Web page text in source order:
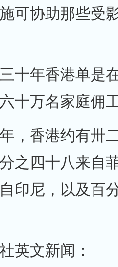
可协助那些受
十年香港单是
十万名家庭佣
，香港约有卅
之四十八来自
印尼，以及百
英文新闻：